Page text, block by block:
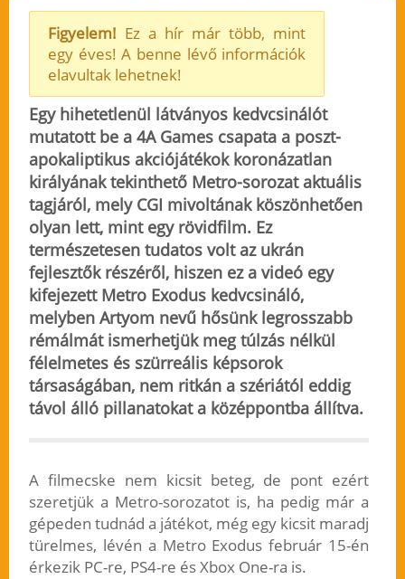
pc ps4 xboxone
Figyelem! Ez a hír már több, mint
egy éves! A benne lévő információk
elavultak lehetnek!
Egy hihetetlenül látványos kedvcsinálót
mutatott be a 4A Games csapata a poszt-
apokaliptikus akciójátékok koronázatlan
királyának tekinthető Metro-sorozat aktuális
tagjáról, mely CGI mivoltának köszönhetően
olyan lett, mint egy rövidfilm. Ez
természetesen tudatos volt az ukrán
fejlesztők részéről, hiszen ez a videó egy
kifejezett Metro Exodus kedvcsináló,
melyben Artyom nevű hősünk legrosszabb
rémálmát ismerhetjük meg túlzás nélkül
félelmetes és szürreális képsorok
társaságában, nem ritkán a szériától eddig
távol álló pillanatokat a középpontba állítva.
A filmecske nem kicsit beteg, de pont ezért
szeretjük a Metro-sorozatot is, ha pedig már a
gépeden tudnád a játékot, még egy kicsit maradj
türelmes, lévén a Metro Exodus február 15-én
érkezik PC-re, PS4-re és Xbox One-ra is.